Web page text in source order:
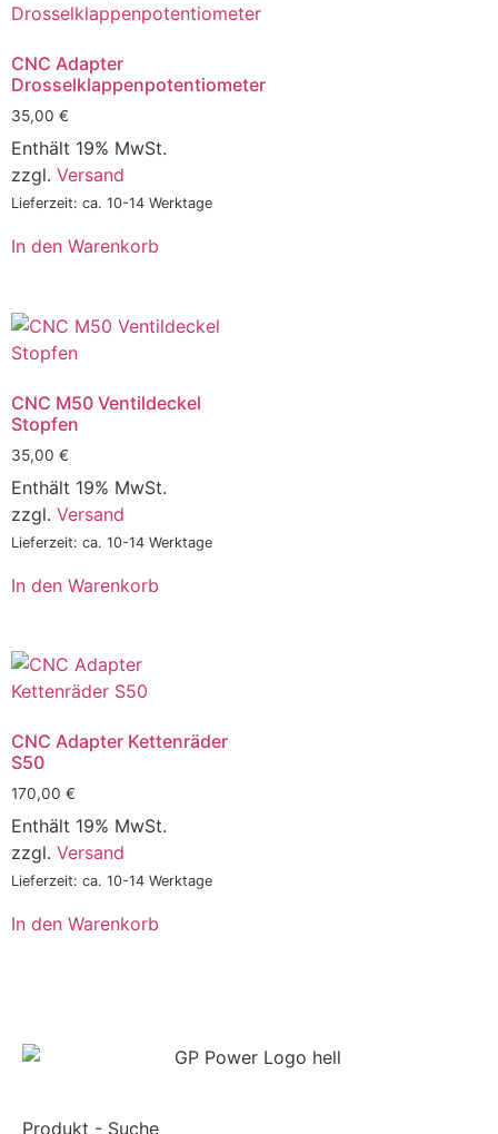
Produkt - Suche
CNC Adapter
Drosselklappenpotentiometer
35,00 €
Enthält 19% MwSt.
zzgl. Versand
Lieferzeit: ca. 10-14 Werktage
In den Warenkorb
CNC M50 Ventildeckel
Stopfen
35,00 €
Enthält 19% MwSt.
zzgl. Versand
Lieferzeit: ca. 10-14 Werktage
In den Warenkorb
CNC Adapter Kettenräder
S50
170,00 €
Enthält 19% MwSt.
zzgl. Versand
Lieferzeit: ca. 10-14 Werktage
In den Warenkorb